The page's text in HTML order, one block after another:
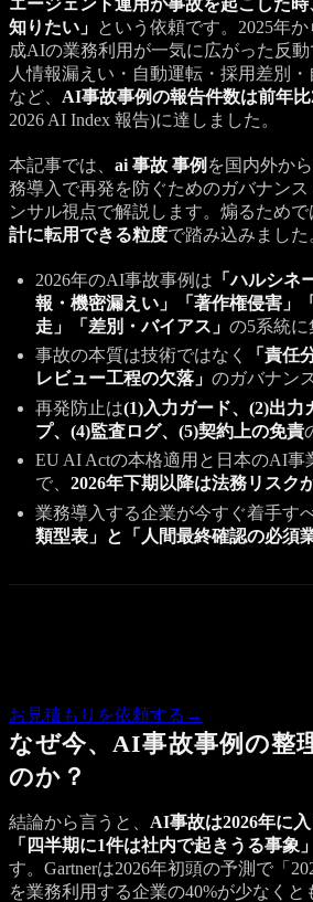
知りたい」 という依頼です。2025年
成AIの業務利用が一気に広がった反
人情報漏えい・自動運転・採用差別
など、 AI事故事例の報告件数は前年比
2026 AI Index 報告)に達しました。
本記事では、 ai 事故 事例 を国内外か
務導入で再発を防ぐためのガバナン
ンサル視点で解説します。煽るためで
計に転用できる粒度で踏み込みました
2026年のAI事故事例は 「ハルシネ
報・機密漏えい」「著作権侵害」
走」「差別・バイアス」 の5系統に
事故の本質は技術ではなく
「責任
レビュー工程の欠落」 のガバナン
再発防止は(1)入力ガード、(2)出力
プ、(4)監査ログ、(5)契約上の免責
EU AI Actの本格適用と日本のAI事
で、 2026年下期以降は法務リスク
業務導入する企業が今すぐ着手す
類型表」と「人間最終確認の必須
お見積もりを依頼する →
なぜ今、AI事故事例の整
のか？
結論から言うと、 AI事故は2026年に
「四半期に1件は社内で起きうる事象
す。Gartnerは2026年初頭の予測で「
を業務利用する企業の40%が少なく